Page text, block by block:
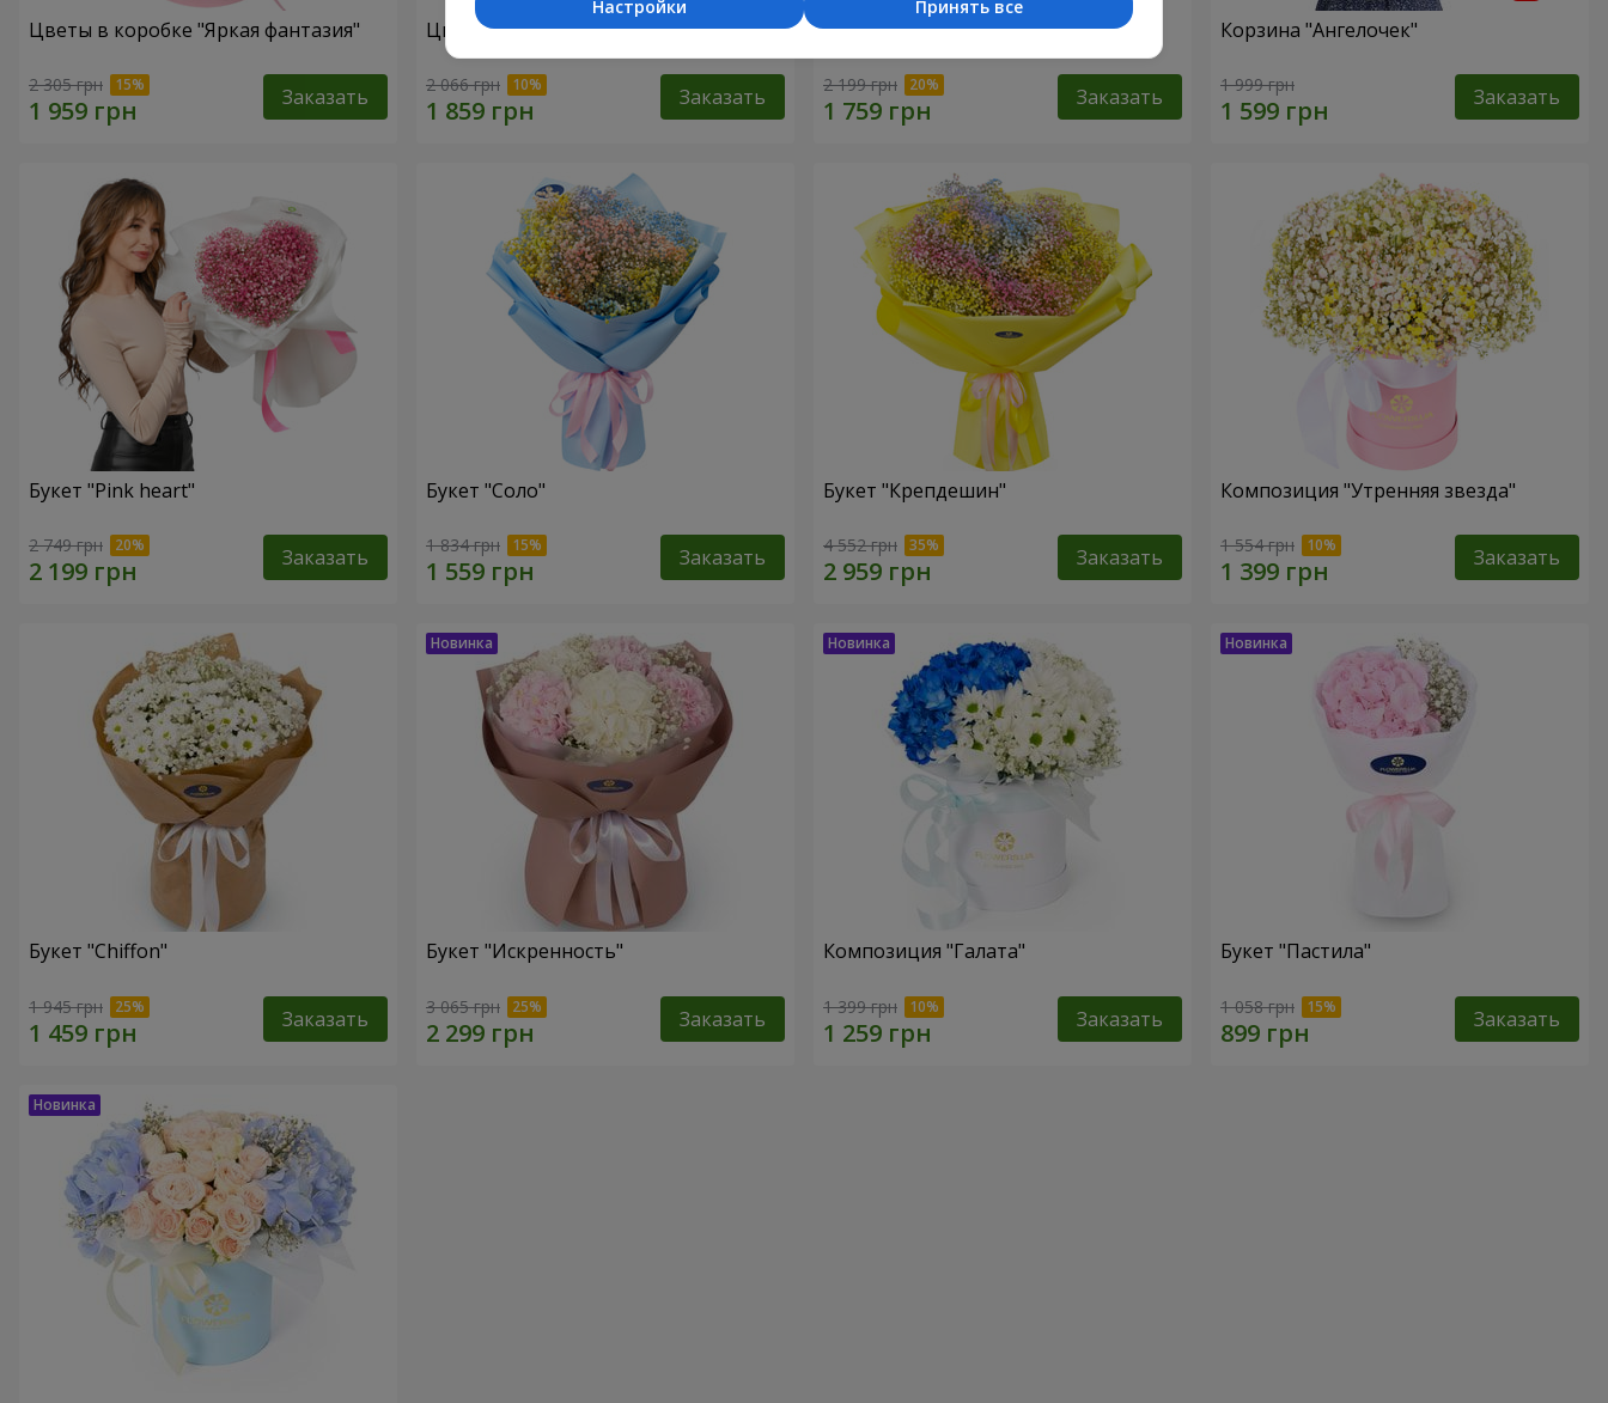
Цветы в коробке "Яркая фантазия"
2 305 грн Заказать
Цветы в коробке "Соломия"
2 066 грн Заказать
Цветы в коробке "Помпадур"
2 199 грн Заказать
Корзина "Ангелочек"
1 999 грн Заказать
Букет "Pink heart"
2 749 грн Заказать
Букет "Соло"
1 834 грн Заказать
Букет "Крепдешин"
4 552 грн Заказать
Композиция "Утренняя звезда"
1 554 грн Заказать
Букет "Chiffon"
1 945 грн Заказать
Букет "Искренность"
3 065 грн Заказать
Композиция "Галата"
1 399 грн Заказать
Букет "Пастила"
1 058 грн Заказать
Принять все
Настройки